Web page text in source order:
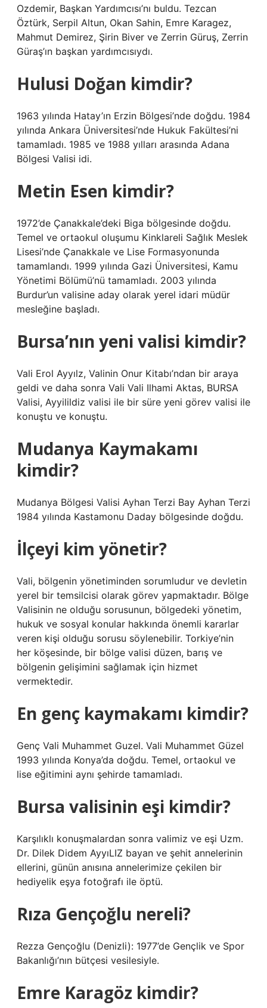
Ozdemir, Başkan Yardımcısı’nı buldu. Tezcan
Öztürk, Serpil Altun, Okan Sahin, Emre Karagez,
Mahmut Demirez, Şirin Biver ve Zerrin Güruş, Zerrin
Güraş’ın başkan yardımcısıydı.
Hulusi Doğan kimdir?
1963 yılında Hatay’ın Erzin Bölgesi’nde doğdu. 1984
yılında Ankara Üniversitesi’nde Hukuk Fakültesi’ni
tamamladı. 1985 ve 1988 yılları arasında Adana
Bölgesi Valisi idi.
Metin Esen kimdir?
1972’de Çanakkale’deki Biga bölgesinde doğdu.
Temel ve ortaokul oluşumu Kinklareli Sağlık Meslek
Lisesi’nde Çanakkale ve Lise Formasyonunda
tamamlandı. 1999 yılında Gazi Üniversitesi, Kamu
Yönetimi Bölümü’nü tamamladı. 2003 yılında
Burdur’un valisine aday olarak yerel idari müdür
mesleğine başladı.
Bursa’nın yeni valisi kimdir?
Vali Erol Ayyılz, Valinin Onur Kitabı’ndan bir araya
geldi ve daha sonra Vali Vali Ilhami Aktas, BURSA
Valisi, Ayyilildiz valisi ile bir süre yeni görev valisi ile
konuştu ve konuştu.
Mudanya Kaymakamı
kimdir?
Mudanya Bölgesi Valisi Ayhan Terzi Bay Ayhan Terzi
1984 yılında Kastamonu Daday bölgesinde doğdu.
İlçeyi kim yönetir?
Vali, bölgenin yönetiminden sorumludur ve devletin
yerel bir temsilcisi olarak görev yapmaktadır. Bölge
Valisinin ne olduğu sorusunun, bölgedeki yönetim,
hukuk ve sosyal konular hakkında önemli kararlar
veren kişi olduğu sorusu söylenebilir. Torkiye’nin
her köşesinde, bir bölge valisi düzen, barış ve
bölgenin gelişimini sağlamak için hizmet
vermektedir.
En genç kaymakamı kimdir?
Genç Vali Muhammet Guzel. Vali Muhammet Güzel
1993 yılında Konya’da doğdu. Temel, ortaokul ve
lise eğitimini aynı şehirde tamamladı.
Bursa valisinin eşi kimdir?
Karşılıklı konuşmalardan sonra valimiz ve eşi Uzm.
Dr. Dilek Didem AyyıLIZ bayan ve şehit annelerinin
ellerini, günün anısına annelerimize çekilen bir
hediyelik eşya fotoğrafı ile öptü.
Rıza Gençoğlu nereli?
Rezza Gençoğlu (Denizli): 1977’de Gençlik ve Spor
Bakanlığı’nın bütçesi vesilesiyle.
Emre Karagöz kimdir?